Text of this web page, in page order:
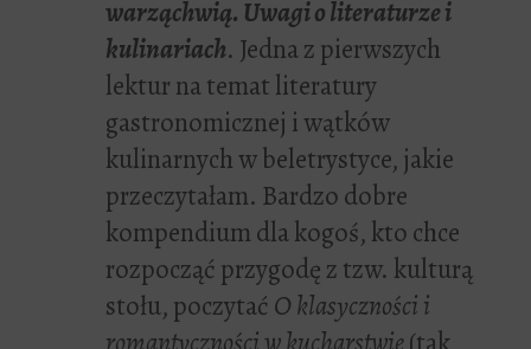
warząchwią. Uwagi o literaturze i
kulinariach. Jedna z pierwszych
lektur na temat literatury
gastronomicznej i wątków
kulinarnych w beletrystyce, jakie
przeczytałam. Bardzo dobre
kompendium dla kogoś, kto chce
rozpocząć przygodę z tzw. kulturą
stołu, poczytaćO klasyczności i